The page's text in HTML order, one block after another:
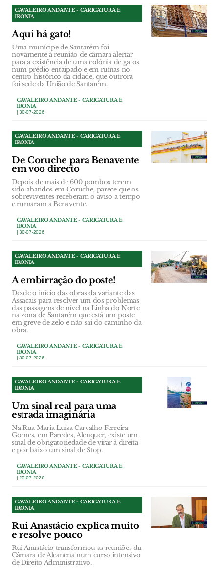
CAVALEIRO ANDANTE - CARICATURA E
IRONIA
Aqui há gato!
Uma munícipe de Santarém foi
novamente à reunião de câmara alertar
para a existência de uma colónia de gatos
num prédio entaipado e em ruínas no
centro histórico da cidade, que outrora
foi sede da União de Santarém.
CAVALEIRO ANDANTE - CARICATURA E
IRONIA
| 30-07-2026
CAVALEIRO ANDANTE - CARICATURA E
IRONIA
De Coruche para Benavente
em voo directo
Depois de mais de 600 pombos terem
sido abatidos em Coruche, parece que os
sobreviventes receberam o aviso a tempo
e rumaram a Benavente.
CAVALEIRO ANDANTE - CARICATURA E
IRONIA
| 30-07-2026
CAVALEIRO ANDANTE - CARICATURA E
IRONIA
A embirração do poste!
Desde o início das obras da variante das
Assacais para resolver um dos problemas
das passagens de nível na Linha do Norte
na zona de Santarém que está um poste
em greve de zelo e não sai do caminho da
obra.
CAVALEIRO ANDANTE - CARICATURA E
IRONIA
| 30-07-2026
CAVALEIRO ANDANTE - CARICATURA E
IRONIA
Um sinal real para uma
estrada imaginária
Na Rua Maria Luísa Carvalho Ferreira
Gomes, em Paredes, Alenquer, existe um
sinal de obrigatoriedade de virar à direita
e por baixo um sinal de Stop.
CAVALEIRO ANDANTE - CARICATURA E
IRONIA
| 25-07-2026
CAVALEIRO ANDANTE - CARICATURA E
IRONIA
Rui Anastácio explica muito
e resolve pouco
Rui Anastácio transformou as reuniões da
Câmara de Alcanena num curso intensivo
de Direito Administrativo.